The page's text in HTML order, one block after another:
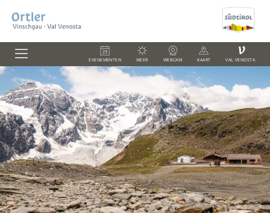
EVENEMENTEN WEER WEBCAM KAART
V
VAL VENOSTA